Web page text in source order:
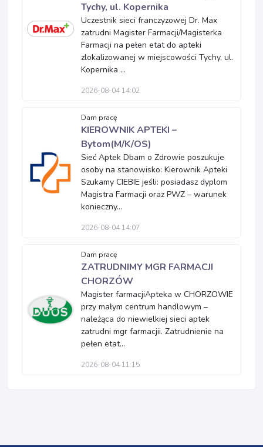
Tychy, ul. Kopernika
Uczestnik sieci franczyzowej Dr. Max
zatrudni Magister Farmacji/Magisterka
Farmacji na pełen etat do apteki
zlokalizowanej w miejscowości Tychy, ul.
Kopernika ...
2026-08-04 14:02
Dam pracę
KIEROWNIK APTEKI –
Bytom(M/K/OS)
Sieć Aptek Dbam o Zdrowie poszukuje
osoby na stanowisko: Kierownik Apteki
Szukamy CIEBIE jeśli: posiadasz dyplom
Magistra Farmacji oraz PWZ – warunek
konieczny...
2026-08-04 14:07
Dam pracę
ZATRUDNIMY MGR FARMACJI
CHORZÓW
Magister farmacjiApteka w CHORZOWIE
przy małym centrum handlowym –
należąca do niewielkiej sieci aptek
zatrudni mgr farmacjii. Zatrudnienie na
pełen etat...
2026-08-04 11:15